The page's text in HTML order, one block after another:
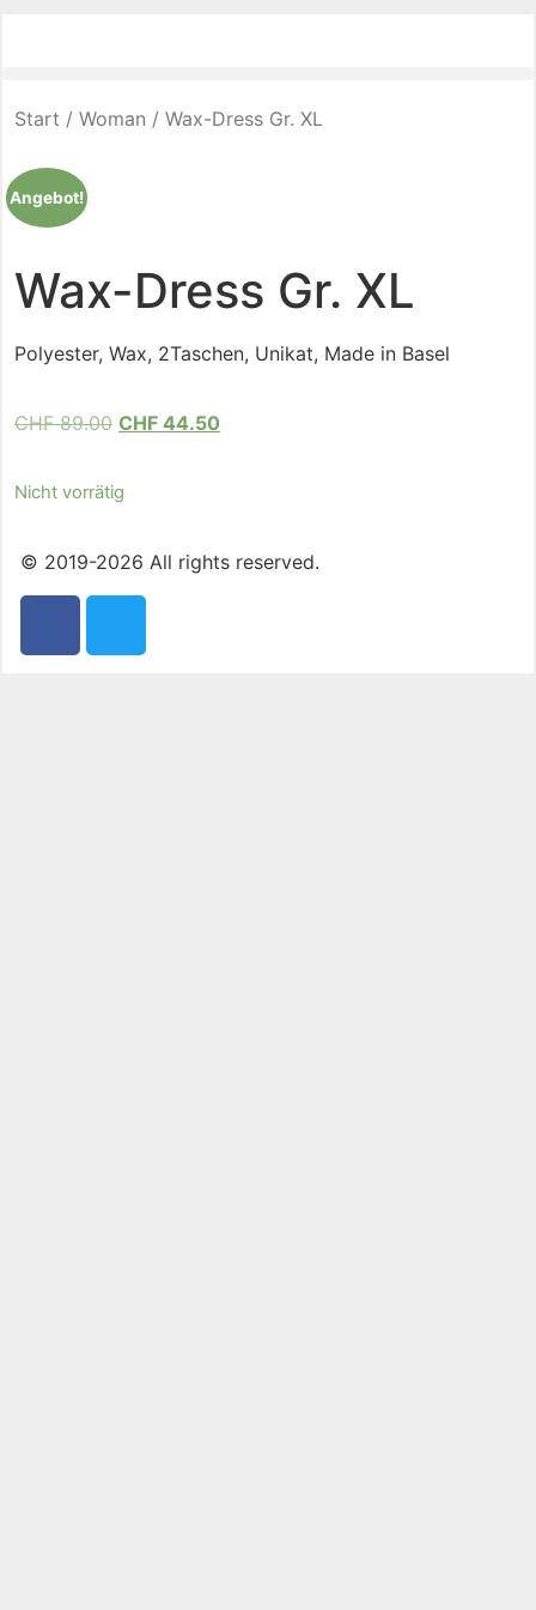
Start / Woman / Wax-Dress Gr. XL
Angebot!
Wax-Dress Gr. XL
Polyester, Wax, 2Taschen, Unikat, Made in Basel
CHF89.00 CHF 44.50
Nicht vorrätig
© 2019-2026 All rights reserved.